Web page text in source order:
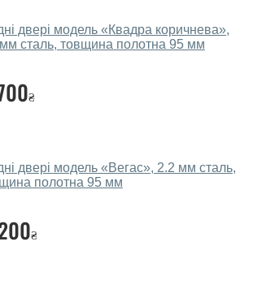
ви вибрати металеві
покупців
двері порадите?
залежать від необхідних
та інших факторів. Підбір
проводиться індивідуально для
двері модель «Квадра коричнева»,
сталь, товщина полотна 95 мм
₴
двері модель «Вегас», 2.2 мм сталь,
полотна 95 мм
₴